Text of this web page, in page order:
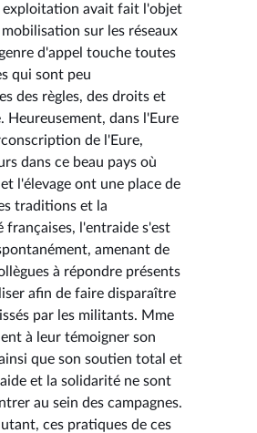
avait fait l'objet
sur les réseaux
d'appel touche toutes
qui sont peu
des règles, des droits et
Heureusement, dans l'Eure
de l'Eure,
dans ce beau pays où
l'élevage ont une place de
traditions et la
françaises, l'entraide s'est
amenant de
à répondre présents
afin de faire disparaître
par les militants. Mme
à leur témoigner son
que son soutien total et
et la solidarité ne sont
au sein des campagnes.
ces pratiques de ces